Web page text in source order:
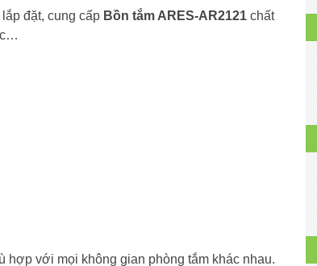
đặt, cung cấp Bồn tắm ARES-AR2121 chất
hợp với mọi không gian phòng tắm khác nhau.